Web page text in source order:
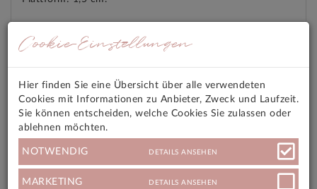
Futter: rosa Ziegenleder
Sohle: Naturleder gepolstert
Bei diesen Produkten handelt es sich um ein
Ausstellungsstück. Diese sind ungetragen und neuwertig,
können jedoch aufgrund der offenen Lagerung etwa
durch Tageslicht kleinere optische Schäden aufweisen.
NEUPREIS 295 €
Cookie-Einstellungen
Hier finden Sie eine Übersicht über alle verwendeten
Cookies mit Informationen zu Anbieter, Zweck und Laufzeit.
Sie können entscheiden, welche Cookies Sie zulassen oder
ablehnen möchten.
NOTWENDIG DETAILS ANSEHEN
MARKETING DETAILS ANSEHEN